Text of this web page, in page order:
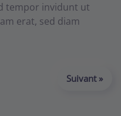
tempor invidunt ut
erat, sed diam
Suivant »